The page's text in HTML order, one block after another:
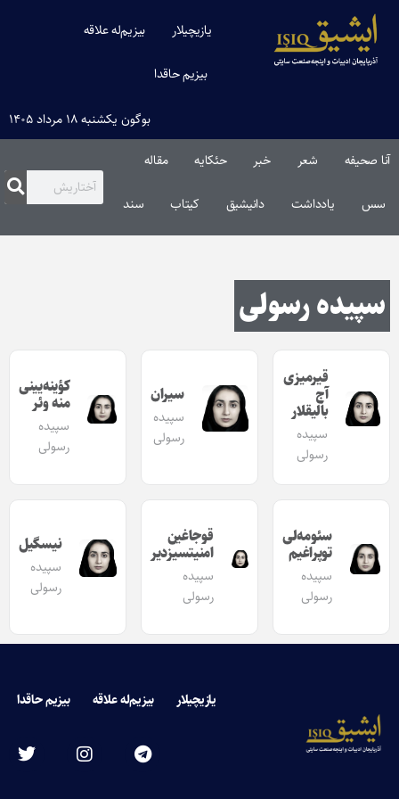
یازیچیلار بیزیم‌له علاقه
بیزیم حاقدا
بوگون یکشنبه ۱۸ مرداد ۱۴۰۵
آنا صحیفه شعر خبر حئکایه مقاله‌
سس یادداشت دانیشیق کیتاب سند
سپیده رسولی
قیرمیزی
آج
بالیقلار
سپیده
رسولی
سیران
سپیده
رسولی
ﮐﺆینه‌یینی
منه وئر
سپیده
رسولی
سئومه‌لی
توپراغیم
سپیده
رسولی
قوجاغین
امنیتسیزدیر
سپیده
رسولی
نیسگیل
سپیده
رسولی
یازیچیلار بیزیم‌له علاقه بیزیم حاقدا